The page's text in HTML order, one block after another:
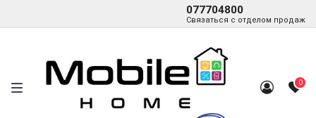
077704800
Связаться с отделом продаж
0